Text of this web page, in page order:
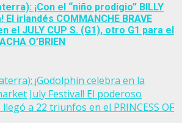
¡Con el “niño prodigio” BILLY
El irlandés COMMANCHE BRAVE
el JULY CUP S. (G1), otro G1 para el
O’BRIEN
¡Godolphin celebra en la
July Festival! El poderoso
llegó a 22 triunfos en el PRINCESS OF